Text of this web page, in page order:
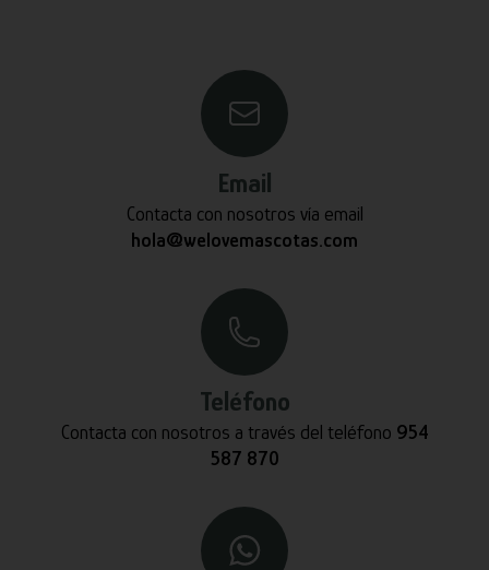
Email
Contacta con nosotros vía email
hola@welovemascotas.com
Teléfono
Contacta con nosotros a través del teléfono 954
587 870